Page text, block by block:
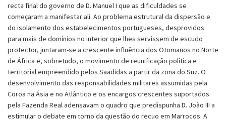
recta final do governo de D. Manuel I que as dificuldades se
começaram a manifestar ali. Ao problema estrutural da dispersão e
do isolamento dos estabelecimentos portugueses, desprovidos
para mais de domínios no interior que lhes servissem de escudo
protector, juntaram-se a crescente influência dos Otomanos no Norte
de África e, sobretudo, o movimento de reunificação política e
territorial empreendido pelos Saadidas a partir da zona do Suz. O
desenvolvimento das responsabilidades militares assumidas pela
Coroa na Ásia e no Atlântico e os encargos crescentes suportados
pela Fazenda Real adensavam o quadro que predispunha D. João III a
estimular o debate em torno da questão do recuo em Marrocos. A